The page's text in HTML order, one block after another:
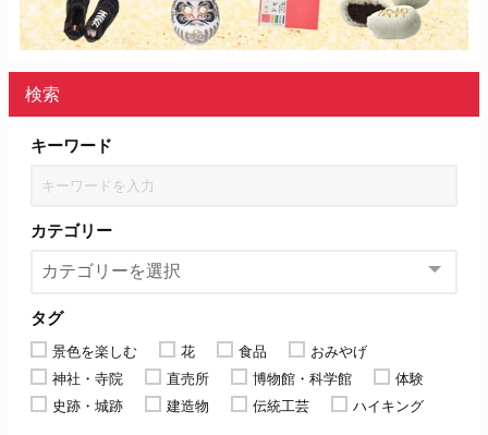
検索
キーワード
カテゴリー
タグ
景色を楽しむ 花 食品
おみやげ
神社・寺院
直売所 博物館・科学館
体験
史跡・城跡
建造物 伝統工芸 ハイキング